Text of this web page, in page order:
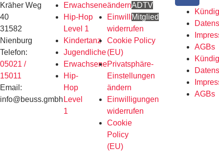
Kräher Weg
40
31582
Nienburg
Telefon:
05021 /
15011
Email:
info@beuss.gmbh
Erwachsene
Hip-Hop
Level 1
Kindertanz
Jugendliche
Erwachsene
Hip-
Hop
Level
1
ändern
Einwilligungen
widerrufen
Cookie Policy
(EU)
Privatsphäre-
Einstellungen
ändern
Einwilligungen
widerrufen
Cookie
Policy
(EU)
ADTV
Mitglied
AGBs
AGBs